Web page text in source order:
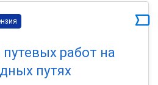
работ на
путях